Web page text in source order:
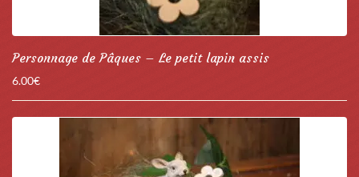
Personnage de Pâques – Le petit lapin assis
6.00€